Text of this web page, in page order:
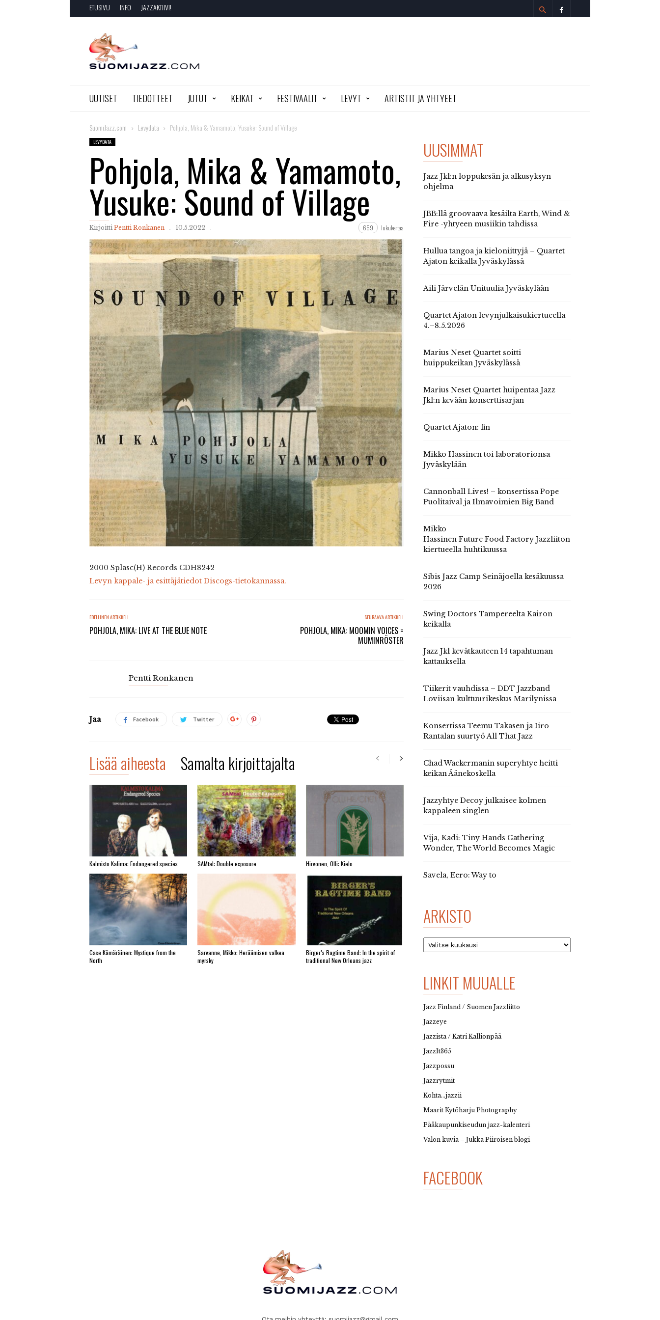
ETUSIVU INFO JAZZAKTIIVI!
SuomiJazz.com
UUTISET TIEDOTTEET JUTUT KEIKAT FESTIVAALIT LEVYT ARTISTIT JA YHTYEET
SuomiJazz.com Levydata Pohjola, Mika & Yamamoto, Yusuke: Sound of Village
LEVYDATA
Pohjola, Mika & Yamamoto,
Yusuke: Sound of Village
Kirjoitti Pentti Ronkanen 10.5.2022 659 lukukertaa
2000 Splasc(H) Records CDH8242
Levyn kappale- ja esittäjätiedot Discogs-tietokannassa.
EDELLINEN ARTIKKELI
POHJOLA, MIKA: LIVE AT THE BLUE NOTE
SEURAAVA ARTIKKELI
POHJOLA, MIKA: MOOMIN VOICES =
MUMINRÖSTER
Pentti Ronkanen
Jaa Facebook Twitter
Lisää aiheesta Samalta kirjoittajalta
Kalmisto Kalima: Endangered species SAMtal: Double exposure Hirvonen, Olli: Kielo
Case Kämäräinen: Mystique from the
North
Sarvanne, Mikko: Heräämisen valkea
myrsky
Birger’s Ragtime Band: In the spirit of
traditional New Orleans jazz
UUSIMMAT
Jazz Jkl:n loppukesän ja alkusyksyn
ohjelma
JBB:llä groovaava kesäilta Earth, Wind &
Fire -yhtyeen musiikin tahdissa
Hullua tangoa ja kieloniittyjä – Quartet
Ajaton keikalla Jyväskylässä
Aili Järvelän Unituulia Jyväskylään
Quartet Ajaton levynjulkaisukiertueella
4.–8.5.2026
Marius Neset Quartet soitti
huippukeikan Jyväskylässä
Marius Neset Quartet huipentaa Jazz
Jkl:n kevään konserttisarjan
Quartet Ajaton: fin
Mikko Hassinen toi laboratorionsa
Jyväskylään
Cannonball Lives! – konsertissa Pope
Puolitaival ja Ilmavoimien Big Band
Mikko
Hassinen Future Food Factory Jazzliiton
kiertueella huhtikuussa
Sibis Jazz Camp Seinäjoella kesäkuussa
2026
Swing Doctors Tampereelta Kairon
keikalla
Jazz Jkl kevätkauteen 14 tapahtuman
kattauksella
Tiikerit vauhdissa – DDT Jazzband
Loviisan kulttuurikeskus Marilynissa
Konsertissa Teemu Takasen ja Iiro
Rantalan suurtyö All That Jazz
Chad Wackermanin superyhtye heitti
keikan Äänekoskella
Jazzyhtye Decoy julkaisee kolmen
kappaleen singlen
Vija, Kadi: Tiny Hands Gathering
Wonder, The World Becomes Magic
Savela, Eero: Way to
ARKISTO
Arkisto
LINKIT MUUALLE
Jazz Finland / Suomen Jazzliitto
Jazzeye
Jazzista / Katri Kallionpää
JazzIt365
Jazzpossu
Jazzrytmit
Kohta…jazzii
Maarit Kytöharju Photography
Pääkaupunkiseudun jazz-kalenteri
Valon kuvia – Jukka Piiroisen blogi
FACEBOOK